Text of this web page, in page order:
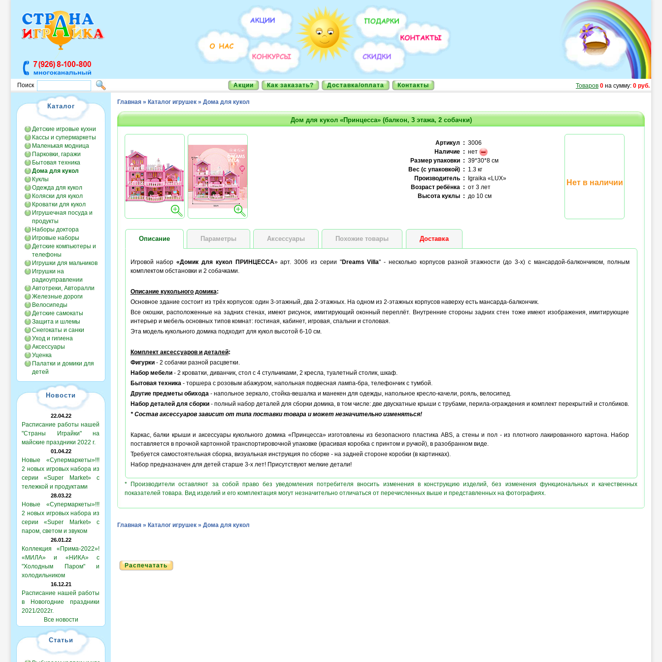
Поиск Акции Как заказать? Доставка/оплата Контакты Товаров 0 на сумму: 0 руб.
Каталог
Детские игровые кухни
Кассы и супермаркеты
Маленькая модница
Парковки, гаражи
Бытовая техника
Дома для кукол
Куклы
Одежда для кукол
Коляски для кукол
Кроватки для кукол
Игрушечная посуда и
продукты
Наборы доктора
Игровые наборы
Детские компьютеры и
телефоны
Игрушки для мальчиков
Игрушки на
радиоуправлении
Автотреки, Авторалли
Железные дороги
Велосипеды
Детские самокаты
Защита и шлемы
Снегокаты и санки
Уход и гигиена
Аксессуары
Уценка
Палатки и домики для
детей
Новости
22.04.22
Расписание работы нашей
"Страны Играйки" на
майские праздники 2022 г.
01.04.22
Новые «Супермаркеты»!!!
2 новых игровых набора из
серии «Super Market» с
тележкой и продуктами
28.03.22
Новые «Супермаркеты»!!!
2 новых игровых набора из
серии «Super Market» с
паром, светом и звуком
26.01.22
Коллекция «Прима-2022»!
«МИЛА» и «НИКА» с
"Холодным Паром" и
холодильником
16.12.21
Расписание нашей работы
в Новогодние праздники
2021/2022г.
Все новости
Статьи
Главная » Каталог игрушек » Дома для кукол
Дом для кукол «Принцесса» (балкон, 3 этажа, 2 собачки)
Артикул : 3006
Наличие : нет
Размер упаковки : 39*30*8 см
Вес (с упаковкой) : 1.3 кг
Производитель : Igraika «LUX»
Возраст ребёнка : от 3 лет
Высота куклы : до 10 см
Нет в наличии
Описание Параметры Аксессуары Похожие товары Доставка
Игровой набор«Домик для кукол ПРИНЦЕССА» арт. 3006 из серии "Dreams Villa" - несколько корпусов разной этажности (до 3-х) с мансардой-балкончиком, полным
комплектом обстановки и 2 собачками.
Описание кукольного домика:
Основное здание состоит из трёх корпусов: один 3-этажный, два 2-этажных. На одном из 2-этажных корпусов наверху есть мансарда-балкончик.
Все окошки, расположенные на задних стенах, имеют рисунок, имитирующий оконный переплёт. Внутренние стороны задних стен тоже имеют изображения, имитирующие
интерьер и мебель основных типов комнат: гостиная, кабинет, игровая, спальни и столовая.
Эта модель кукольного домика подходит для кукол высотой 6-10 см.
Комплект аксессуаров и деталей:
Фигурки- 2 собачки разной расцветки.
Набор мебели- 2 кроватки, диванчик, стол с 4 стульчиками, 2 кресла, туалетный столик, шкаф.
Бытовая техника- торшера с розовым абажуром, напольная подвесная лампа-бра, телефончик с тумбой.
Другие предметы обихода- напольное зеркало, стойка-вешалка и манекен для одежды, напольное кресло-качели, рояль, велосипед.
Набор деталей для сборки- полный набор деталей для сборки домика, в том числе: две двускатные крыши с трубами, перила-ограждения и комплект перекрытий и столбиков.
* Состав аксессуаров зависит от типа поставки товара и может незначительно изменяться!
Каркас, балки крыши и аксессуары кукольного домика «Принцесса» изготовлены из безопасного пластика ABS, а стены и пол - из плотного лакированного картона. Набор
поставляется в прочной картонной транспортировочной упаковке (красивая коробка с принтом и ручкой), в разобранном виде.
Требуется самостоятельная сборка, визуальная инструкция по сборке - на задней стороне коробки (в картинках).
Набор предназначен для детей старше 3-х лет! Присутствуют мелкие детали!
* Производители оставляют за собой право без уведомления потребителя вносить изменения в конструкцию изделий, без изменения функциональных и качественных
показателей товара. Вид изделий и его комплектация могут незначительно отличаться от перечисленных выше и представленных на фотографиях.
Главная » Каталог игрушек » Дома для кукол
Распечатать